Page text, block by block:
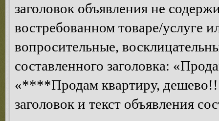
заголовок объявления не
востребованном товаре/услуге
вопросительные,
составленного заголовка:
«****Продам квартиру,
заголовок и текст объявления